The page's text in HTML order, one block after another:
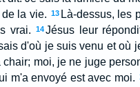
la vie. 13 Là-dessus, les
vrai.
14Jésus leur
d'où je suis venu et où
moi, je ne juge
m'a envoyé est avec moi.